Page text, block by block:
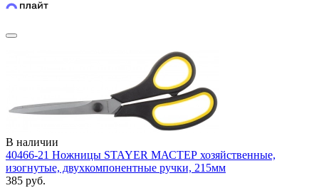
В наличии
40466-21 Ножницы STAYER МАСТЕР хозяйственные,
изогнутые, двухкомпонентные ручки, 215мм
385 руб.